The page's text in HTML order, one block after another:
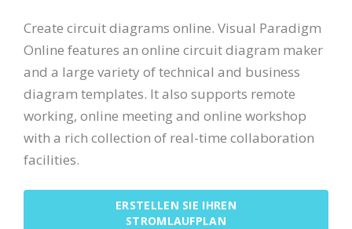
Create circuit diagrams online. Visual Paradigm
Online features an online circuit diagram maker
and a large variety of technical and business
diagram templates. It also supports remote
working, online meeting and online workshop
with a rich collection of real-time collaboration
facilities.
ERSTELLEN SIE IHREN
STROMLAUFPLAN